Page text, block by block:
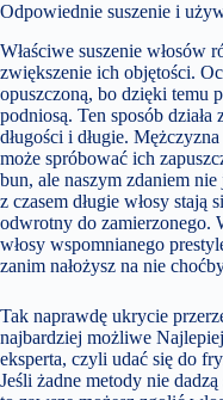
Odpowiednie suszenie i
Właściwe suszenie włosów
zwiększenie ich objętości.
opuszczoną, bo dzięki temu
podniosą. Ten sposób działa
długości i długie.
może spróbować ich
bun, ale naszym zdaniem
z czasem długie włosy stają
odwrotny do zamierzonego.
włosy wspomnianego
zanim nałożysz na nie
Tak naprawdę ukrycie
najbardziej możliwe
eksperta, czyli udać się do
Jeśli żadne metody nie